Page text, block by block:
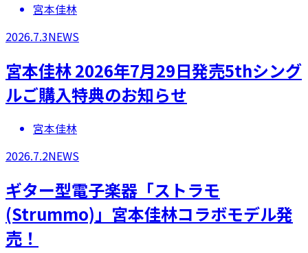
宮本佳林
2026.7.3NEWS
宮本佳林 2026年7月29日発売5thシング
ルご購入特典のお知らせ
宮本佳林
2026.7.2NEWS
ギター型電子楽器「ストラモ
(Strummo)」宮本佳林コラボモデル発
売！